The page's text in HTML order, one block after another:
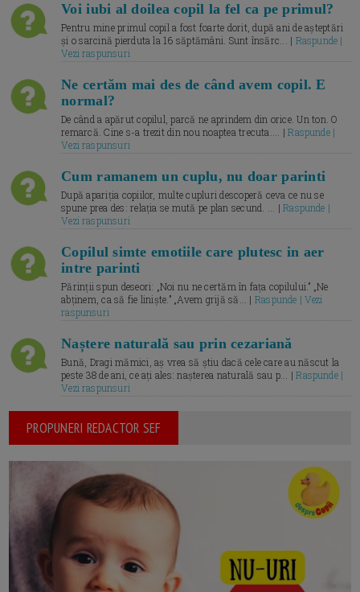
Voi iubi al doilea copil la fel ca pe primul?
Pentru mine primul copil a fost foarte dorit, după ani de așteptări
și o sarcină pierduta la 16 săptămâni. Sunt însărc... | Raspunde |
Vezi raspunsuri
Ne certăm mai des de când avem copil. E
normal?
De când a apărut copilul, parcă ne aprindem din orice. Un ton. O
remarcă. Cine s-a trezit din nou noaptea trecuta.... |Raspunde |
Vezi raspunsuri
Cum ramanem un cuplu, nu doar parinti
După apariția copiilor, multe cupluri descoperă ceva ce nu se
spune prea des: relația se mută pe plan secund. ... |Raspunde |
Vezi raspunsuri
Copilul simte emotiile care plutesc in aer
intre parinti
Părinții spun deseori: „Noi nu ne certăm în fața copilului.” „Ne
abținem, ca să fie liniște.” „Avem grijă să... | Raspunde | Vezi
raspunsuri
Naștere naturală sau prin cezariană
Bună, Dragi mămici, aș vrea să știu dacă cele care au născut la
peste 38 de ani, ce ați ales: nașterea naturală sau p... |Raspunde |
Vezi raspunsuri
PROPUNERI REDACTOR SEF